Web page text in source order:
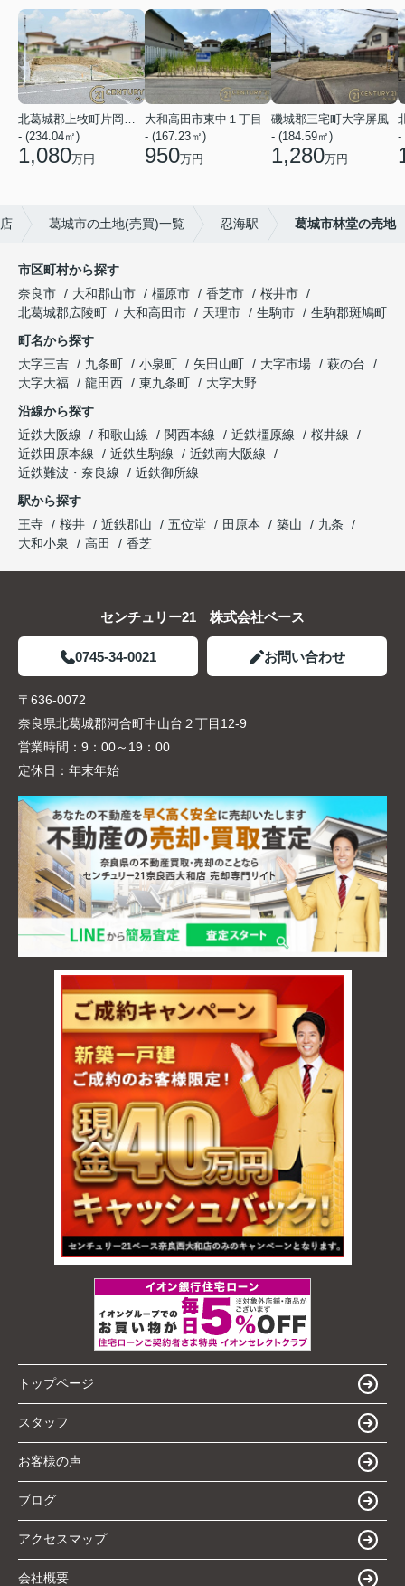
北葛城郡上牧町片岡台１丁目
- (234.04㎡)
1,080万円
大和高田市東中１丁目
- (167.23㎡)
950万円
磯城郡三宅町大字屏風
- (184.59㎡)
1,280万円
-
葛城市の土地(売買)一覧 忍海駅 葛城市林堂の売地
市区町村から探す
奈良市
大和郡山市 橿原市 香芝市
桜井市
北葛城郡広陵町
大和高田市 天理市 生駒市
生駒郡斑鳩町
町名から探す
大字三吉
九条町 小泉町 矢田山町 大字市場
萩の台
大字大福
龍田西 東九条町
大字大野
沿線から探す
近鉄大阪線
和歌山線 関西本線 近鉄橿原線
桜井線
近鉄田原本線
近鉄生駒線
近鉄南大阪線
近鉄難波・奈良線
近鉄御所線
駅から探す
王寺
桜井 近鉄郡山 五位堂 田原本 築山
九条
大和小泉
高田 香芝
センチュリー21 株式会社ベース
0745-34-0021 お問い合わせ
〒636-0072
奈良県北葛城郡河合町中山台２丁目12-9
営業時間： 9：00～19：00
定休日： 年末年始
トップページ
スタッフ
お客様の声
ブログ
アクセスマップ
会社概要